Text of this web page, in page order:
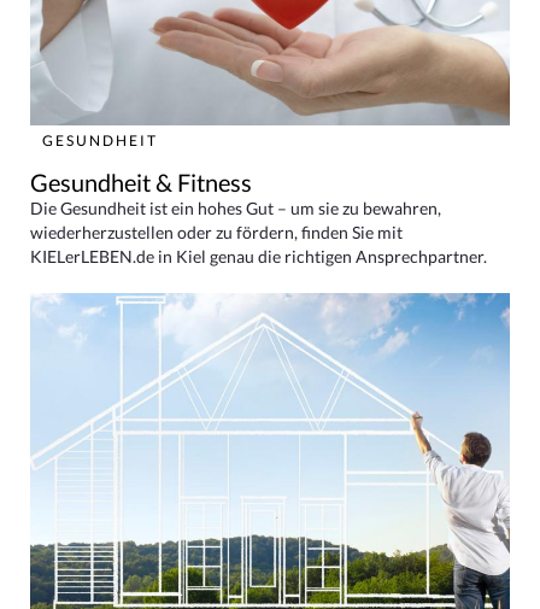
GESUNDHEIT
Gesundheit & Fitness
Die Gesundheit ist ein hohes Gut – um sie zu bewahren,
wiederherzustellen oder zu fördern, finden Sie mit
KIELerLEBEN.de in Kiel genau die richtigen Ansprechpartner.